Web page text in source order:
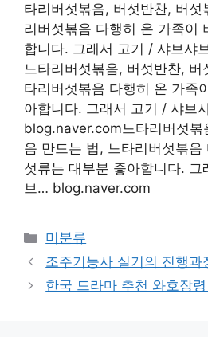
타리버섯볶음, 버섯반찬, 버
리버섯볶음 다행히 온 가족이
합니다. 그래서 고기 / 샤브샤
느타리버섯볶음, 버섯반찬, 버
타리버섯볶음 다행히 온 가족
아합니다. 그래서 고기 / 샤브
blog.naver.com느타리버섯볶
음 만드는 법, 느타리버섯볶음
섯류는 대부분 좋아합니다.
브… blog.naver.com
Categories
미분류
조주기능사 실기의 진행과
한국 드라마 추천 와호장